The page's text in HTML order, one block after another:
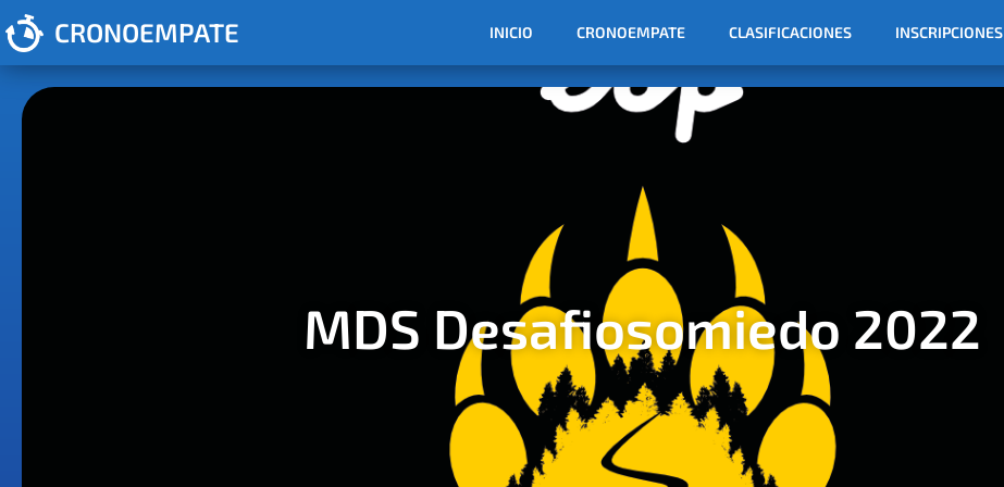
CRONOEMPATE INICIO CRONOEMPATE CLASIFICACIONES INSCRIPCIONES
MDS Desafiosomiedo 2022